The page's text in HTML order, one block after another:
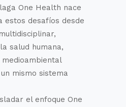
One Health nace
estos desafíos desde
salud humana,
mismo sistema
el enfoque One